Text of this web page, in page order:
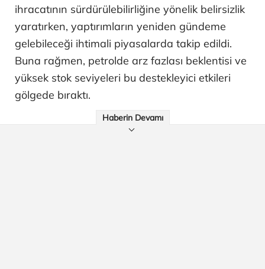
ihracatının sürdürülebilirliğine yönelik belirsizlik
yaratırken, yaptırımların yeniden gündeme
gelebileceği ihtimali piyasalarda takip edildi.
Buna rağmen, petrolde arz fazlası beklentisi ve
yüksek stok seviyeleri bu destekleyici etkileri
gölgede bıraktı.
Haberin Devamı